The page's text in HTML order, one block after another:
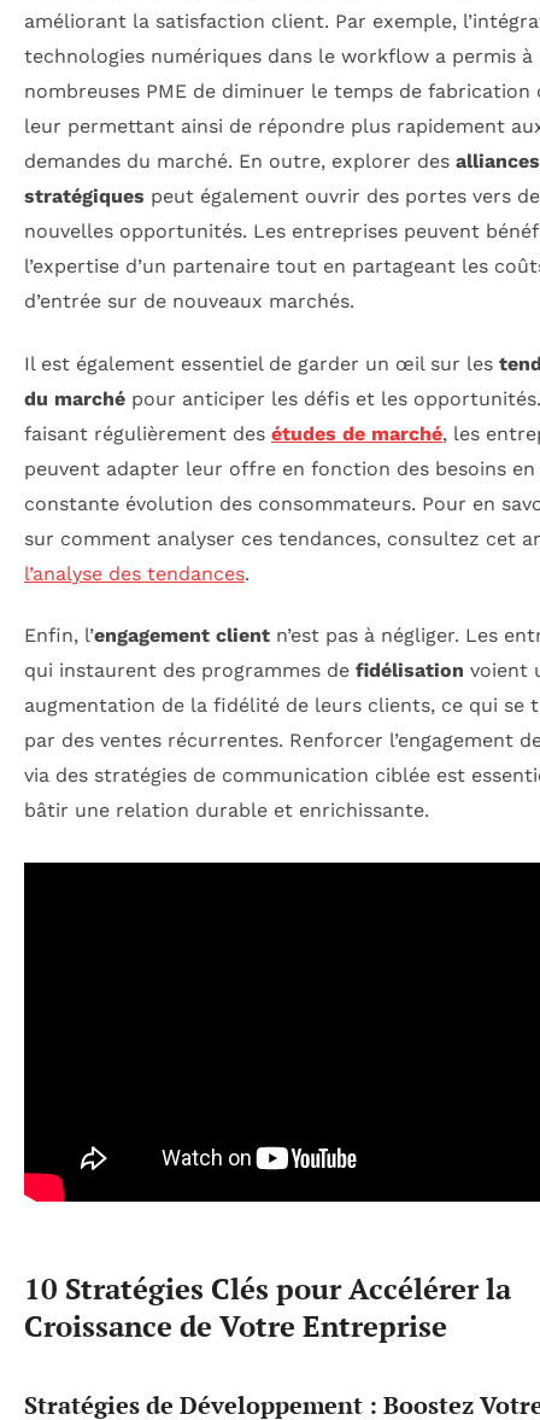
améliorant la satisfaction client. Par exemple,
technologies numériques dans le workflow a permis à
nombreuses PME de diminuer le temps de fabrication
leur permettant ainsi de répondre plus rapidement
demandes du marché. En outre, explorer des alliances
stratégiques peut également ouvrir des portes vers de
nouvelles opportunités. Les entreprises peuvent
l’expertise d’un partenaire tout en partageant les
d’entrée sur de nouveaux marchés.
Il est également essentiel de garder un œil sur les
du marché pour anticiper les défis et les
faisant régulièrement des études de marché, les
peuvent adapter leur offre en fonction des besoins en
constante évolution des consommateurs. Pour en
sur comment analyser ces tendances, consultez cet
l’analyse des tendances.
Enfin, l’engagement client n’est pas à négliger. Les
qui instaurent des programmes de fidélisation voient
augmentation de la fidélité de leurs clients, ce qui se
par des ventes récurrentes. Renforcer l’engagement
via des stratégies de communication ciblée est
bâtir une relation durable et enrichissante.
10 Stratégies Clés pour Accélérer la
Croissance de Votre Entreprise
Stratégies de Développement : Boostez